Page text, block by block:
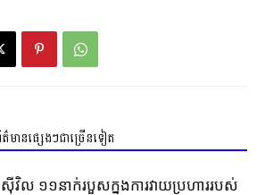
មានផ្សេងៗជាច្រើនទៀត
វិល ១១នាក់របួសក្នុងការវាយប្រហាររបស់